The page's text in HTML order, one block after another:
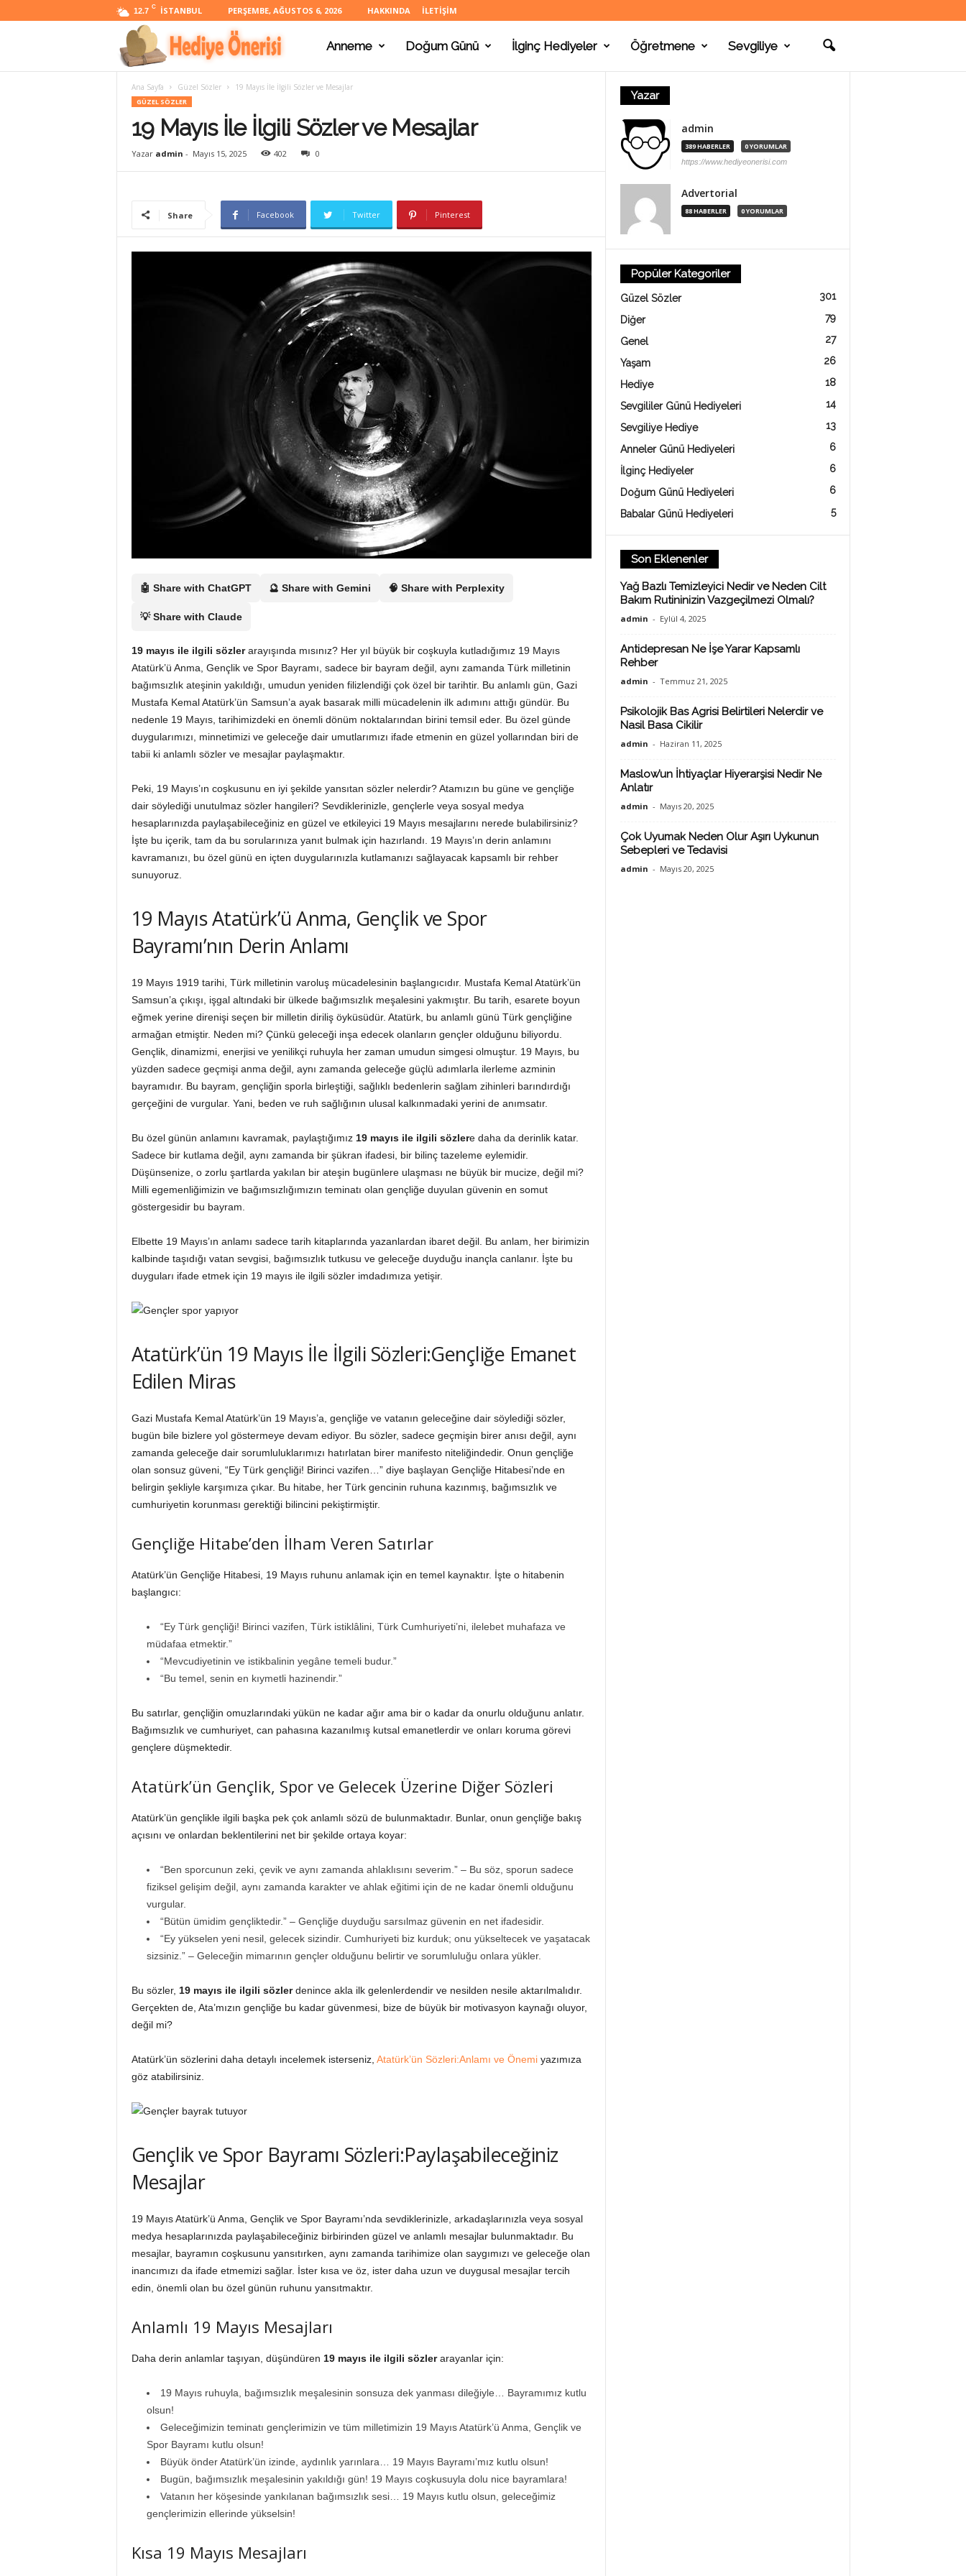
12.7 C İSTANBUL PERŞEMBE, AĞUSTOS 6, 2026 HAKKINDA İLETIŞIM
e
e
i
Anneme Doğum Günü İlginç Hediyeler Öğretmene Sevgiliye
Ana Sayfa Güzel Sözler 19 Mayıs İle İlgili Sözler ve Mesajlar
GÜZEL SÖZLER
19 Mayıs İle İlgili Sözler ve Mesajlar
Yazar admin - Mayıs 15, 2025 402 0
Share Facebook Twitter Pinterest
🤖 Share with ChatGPT 🔮 Share with Gemini 🧠 Share with Perplexity
💡 Share with Claude
19 mayıs ile ilgili sözlerarayışında mısınız? Her yıl büyük bir coşkuyla kutladığımız 19 Mayıs
Atatürk’ü Anma, Gençlik ve Spor Bayramı, sadece bir bayram değil, aynı zamanda Türk milletinin
bağımsızlık ateşinin yakıldığı, umudun yeniden filizlendiği çok özel bir tarihtir. Bu anlamlı gün, Gazi
Mustafa Kemal Atatürk’ün Samsun’a ayak basarak milli mücadelenin ilk adımını attığı gündür. Bu
nedenle 19 Mayıs, tarihimizdeki en önemli dönüm noktalarından birini temsil eder. Bu özel günde
duygularımızı, minnetimizi ve geleceğe dair umutlarımızı ifade etmenin en güzel yollarından biri de
tabii ki anlamlı sözler ve mesajlar paylaşmaktır.
Peki, 19 Mayıs’ın coşkusunu en iyi şekilde yansıtan sözler nelerdir? Atamızın bu güne ve gençliğe
dair söylediği unutulmaz sözler hangileri? Sevdiklerinizle, gençlerle veya sosyal medya
hesaplarınızda paylaşabileceğiniz en güzel ve etkileyici 19 Mayıs mesajlarını nerede bulabilirsiniz?
İşte bu içerik, tam da bu sorularınıza yanıt bulmak için hazırlandı. 19 Mayıs’ın derin anlamını
kavramanızı, bu özel günü en içten duygularınızla kutlamanızı sağlayacak kapsamlı bir rehber
sunuyoruz.
19 Mayıs Atatürk’ü Anma, Gençlik ve Spor
Bayramı’nın Derin Anlamı
19 Mayıs 1919 tarihi, Türk milletinin varoluş mücadelesinin başlangıcıdır. Mustafa Kemal Atatürk’ün
Samsun’a çıkışı, işgal altındaki bir ülkede bağımsızlık meşalesini yakmıştır. Bu tarih, esarete boyun
eğmek yerine direnişi seçen bir milletin diriliş öyküsüdür. Atatürk, bu anlamlı günü Türk gençliğine
armağan etmiştir. Neden mi? Çünkü geleceği inşa edecek olanların gençler olduğunu biliyordu.
Gençlik, dinamizmi, enerjisi ve yenilikçi ruhuyla her zaman umudun simgesi olmuştur. 19 Mayıs, bu
yüzden sadece geçmişi anma değil, aynı zamanda geleceğe güçlü adımlarla ilerleme azminin
bayramıdır. Bu bayram, gençliğin sporla birleştiği, sağlıklı bedenlerin sağlam zihinleri barındırdığı
gerçeğini de vurgular. Yani, beden ve ruh sağlığının ulusal kalkınmadaki yerini de anımsatır.
Bu özel günün anlamını kavramak, paylaştığımız 19 mayıs ile ilgili sözlere daha da derinlik katar.
Sadece bir kutlama değil, aynı zamanda bir şükran ifadesi, bir bilinç tazeleme eylemidir.
Düşünsenize, o zorlu şartlarda yakılan bir ateşin bugünlere ulaşması ne büyük bir mucize, değil mi?
Milli egemenliğimizin ve bağımsızlığımızın teminatı olan gençliğe duyulan güvenin en somut
göstergesidir bu bayram.
Elbette 19 Mayıs’ın anlamı sadece tarih kitaplarında yazanlardan ibaret değil. Bu anlam, her birimizin
kalbinde taşıdığı vatan sevgisi, bağımsızlık tutkusu ve geleceğe duyduğu inançla canlanır. İşte bu
duyguları ifade etmek için 19 mayıs ile ilgili sözler imdadımıza yetişir.
Atatürk’ün 19 Mayıs İle İlgili Sözleri:Gençliğe Emanet
Edilen Miras
Gazi Mustafa Kemal Atatürk’ün 19 Mayıs’a, gençliğe ve vatanın geleceğine dair söylediği sözler,
bugün bile bizlere yol göstermeye devam ediyor. Bu sözler, sadece geçmişin birer anısı değil, aynı
zamanda geleceğe dair sorumluluklarımızı hatırlatan birer manifesto niteliğindedir. Onun gençliğe
olan sonsuz güveni, “Ey Türk gençliği! Birinci vazifen…” diye başlayan Gençliğe Hitabesi’nde en
belirgin şekliyle karşımıza çıkar. Bu hitabe, her Türk gencinin ruhuna kazınmış, bağımsızlık ve
cumhuriyetin korunması gerektiği bilincini pekiştirmiştir.
Gençliğe Hitabe’den İlham Veren Satırlar
Atatürk’ün Gençliğe Hitabesi, 19 Mayıs ruhunu anlamak için en temel kaynaktır. İşte o hitabenin
başlangıcı:
“Ey Türk gençliği! Birinci vazifen, Türk istiklâlini, Türk Cumhuriyeti’ni, ilelebet muhafaza ve
müdafaa etmektir.”
“Mevcudiyetinin ve istikbalinin yegâne temeli budur.”
“Bu temel, senin en kıymetli hazinendir.”
Bu satırlar, gençliğin omuzlarındaki yükün ne kadar ağır ama bir o kadar da onurlu olduğunu anlatır.
Bağımsızlık ve cumhuriyet, can pahasına kazanılmış kutsal emanetlerdir ve onları koruma görevi
gençlere düşmektedir.
Atatürk’ün Gençlik, Spor ve Gelecek Üzerine Diğer Sözleri
Atatürk’ün gençlikle ilgili başka pek çok anlamlı sözü de bulunmaktadır. Bunlar, onun gençliğe bakış
açısını ve onlardan beklentilerini net bir şekilde ortaya koyar:
“Ben sporcunun zeki, çevik ve aynı zamanda ahlaklısını severim.” – Bu söz, sporun sadece
fiziksel gelişim değil, aynı zamanda karakter ve ahlak eğitimi için de ne kadar önemli olduğunu
vurgular.
“Bütün ümidim gençliktedir.” – Gençliğe duyduğu sarsılmaz güvenin en net ifadesidir.
“Ey yükselen yeni nesil, gelecek sizindir. Cumhuriyeti biz kurduk; onu yükseltecek ve yaşatacak
sizsiniz.” – Geleceğin mimarının gençler olduğunu belirtir ve sorumluluğu onlara yükler.
Bu sözler, 19 mayıs ile ilgili sözlerdenince akla ilk gelenlerdendir ve nesilden nesile aktarılmalıdır.
Gerçekten de, Ata’mızın gençliğe bu kadar güvenmesi, bize de büyük bir motivasyon kaynağı oluyor,
değil mi?
Atatürk’ün sözlerini daha detaylı incelemek isterseniz, Atatürk’ün Sözleri:Anlamı ve Önemiyazımıza
göz atabilirsiniz.
Gençlik ve Spor Bayramı Sözleri:Paylaşabileceğiniz
Mesajlar
19 Mayıs Atatürk’ü Anma, Gençlik ve Spor Bayramı’nda sevdiklerinizle, arkadaşlarınızla veya sosyal
medya hesaplarınızda paylaşabileceğiniz birbirinden güzel ve anlamlı mesajlar bulunmaktadır. Bu
mesajlar, bayramın coşkusunu yansıtırken, aynı zamanda tarihimize olan saygımızı ve geleceğe olan
inancımızı da ifade etmemizi sağlar. İster kısa ve öz, ister daha uzun ve duygusal mesajlar tercih
edin, önemli olan bu özel günün ruhunu yansıtmaktır.
Anlamlı 19 Mayıs Mesajları
Daha derin anlamlar taşıyan, düşündüren 19 mayıs ile ilgili sözlerarayanlar için:
19 Mayıs ruhuyla, bağımsızlık meşalesinin sonsuza dek yanması dileğiyle… Bayramımız kutlu
olsun!
Geleceğimizin teminatı gençlerimizin ve tüm milletimizin 19 Mayıs Atatürk’ü Anma, Gençlik ve
Spor Bayramı kutlu olsun!
Büyük önder Atatürk’ün izinde, aydınlık yarınlara… 19 Mayıs Bayramı’mız kutlu olsun!
Bugün, bağımsızlık meşalesinin yakıldığı gün! 19 Mayıs coşkusuyla dolu nice bayramlara!
Vatanın her köşesinde yankılanan bağımsızlık sesi… 19 Mayıs kutlu olsun, geleceğimiz
gençlerimizin ellerinde yükselsin!
Kısa 19 Mayıs Mesajları
Yazar
admin
389 HABERLER 0 YORUMLAR
https://www.hediyeonerisi.com
Advertorial
88 HABERLER 0 YORUMLAR
Popüler Kategoriler
Güzel Sözler 301
Diğer 79
Genel 27
Yaşam 26
Hediye 18
Sevgililer Günü Hediyeleri 14
Sevgiliye Hediye 13
Anneler Günü Hediyeleri 6
İlginç Hediyeler 6
Doğum Günü Hediyeleri 6
Babalar Günü Hediyeleri 5
Son Eklenenler
Yağ Bazlı Temizleyici Nedir ve Neden Cilt
Bakım Rutininizin Vazgeçilmezi Olmalı?
admin - Eylül 4, 2025
Antidepresan Ne İşe Yarar Kapsamlı
Rehber
admin - Temmuz 21, 2025
Psikolojik Bas Agrisi Belirtileri Nelerdir ve
Nasil Basa Cikilir
admin - Haziran 11, 2025
Maslow’un İhtiyaçlar Hiyerarşisi Nedir Ne
Anlatır
admin - Mayıs 20, 2025
Çok Uyumak Neden Olur Aşırı Uykunun
Sebepleri ve Tedavisi
admin - Mayıs 20, 2025